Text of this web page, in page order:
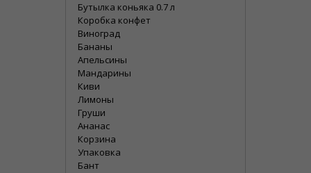
Бутылка коньяка 0.7 л
Коробка конфет
Виноград
Бананы
Апельсины
Мандарины
Киви
Лимоны
Груши
Ананас
Корзина
Упаковка
Бант